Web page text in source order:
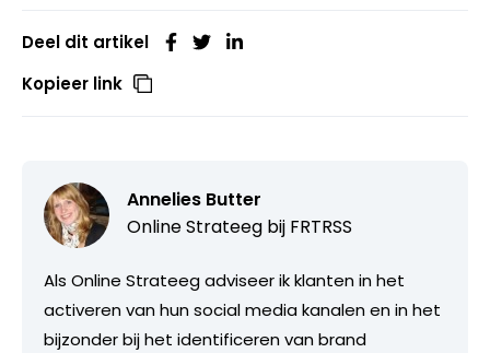
Deel dit artikel
Kopieer link
Annelies Butter
Online Strateeg bij FRTRSS
Als Online Strateeg adviseer ik klanten in het
activeren van hun social media kanalen en in het
bijzonder bij het identificeren van brand